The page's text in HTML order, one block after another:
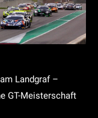
Landgraf –
GT-Meisterschaft